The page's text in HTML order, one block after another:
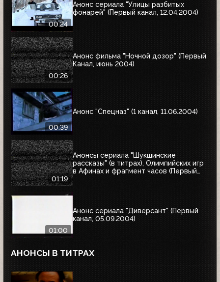
00:24
Анонс сериала "Улицы разбитых
фонарей" (Первый канал, 12.04.2004)
00:26
Анонс фильма "Ночной дозор" (Первый
Канал, июнь 2004)
00:39
Анонс "Спецназ" (1 канал, 11.06.2004)
01:19
Анонсы сериала "Шукшинские
рассказы" (в титрах), Олимпийских игр
в Афинах и фрагмент часов (Первый
01:00
Анонс сериала "Диверсант" (Первый
канал, 05.09.2004)
АНОНСЫ В ТИТРАХ